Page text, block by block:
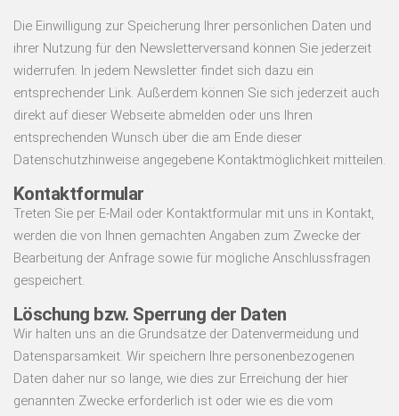
Die Einwilligung zur Speicherung Ihrer persönlichen Daten und
ihrer Nutzung für den Newsletterversand können Sie jederzeit
widerrufen. In jedem Newsletter findet sich dazu ein
entsprechender Link. Außerdem können Sie sich jederzeit auch
direkt auf dieser Webseite abmelden oder uns Ihren
entsprechenden Wunsch über die am Ende dieser
Datenschutzhinweise angegebene Kontaktmöglichkeit mitteilen.
Kontaktformular
Treten Sie per E-Mail oder Kontaktformular mit uns in Kontakt,
werden die von Ihnen gemachten Angaben zum Zwecke der
Bearbeitung der Anfrage sowie für mögliche Anschlussfragen
gespeichert.
Löschung bzw. Sperrung der Daten
Wir halten uns an die Grundsätze der Datenvermeidung und
Datensparsamkeit. Wir speichern Ihre personenbezogenen
Daten daher nur so lange, wie dies zur Erreichung der hier
genannten Zwecke erforderlich ist oder wie es die vom